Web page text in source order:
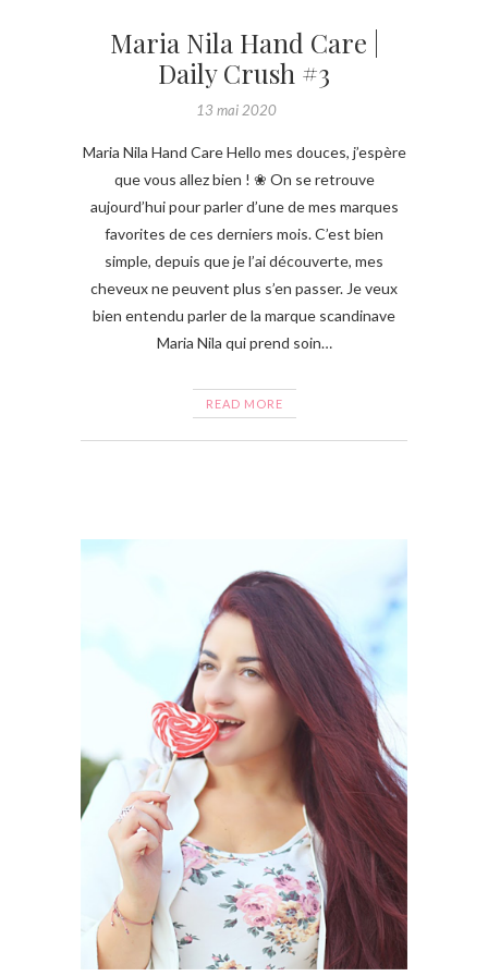
Maria Nila Hand Care |
Daily Crush #3
13 mai 2020
Maria Nila Hand Care Hello mes douces, j’espère
que vous allez bien ! ❀ On se retrouve
aujourd’hui pour parler d’une de mes marques
favorites de ces derniers mois. C’est bien
simple, depuis que je l’ai découverte, mes
cheveux ne peuvent plus s’en passer. Je veux
bien entendu parler de la marque scandinave
Maria Nila qui prend soin…
READ MORE